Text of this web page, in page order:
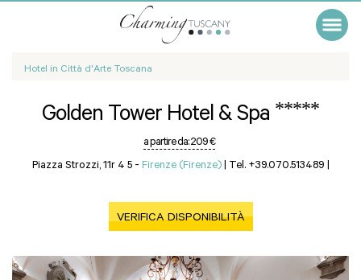
Hotel in Città d'Arte Toscana
Golden Tower Hotel & Spa *****
a partire da:209 €
Piazza Strozzi, 11r 4 5 - Firenze (Firenze) | Tel. +39.070.513489 |
VERIFICA DISPONIBILITÀ